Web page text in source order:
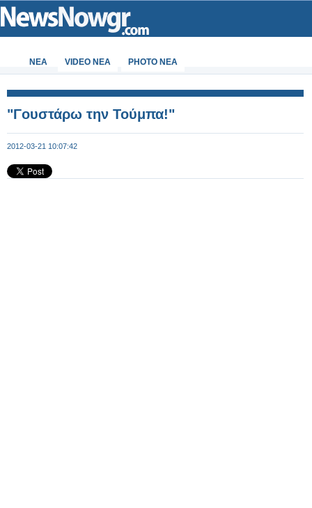
ΝΕΑ VIDEO NEA PHOTO NEA
"Γουστάρω την Τούμπα!"
2012-03-21 10:07:42